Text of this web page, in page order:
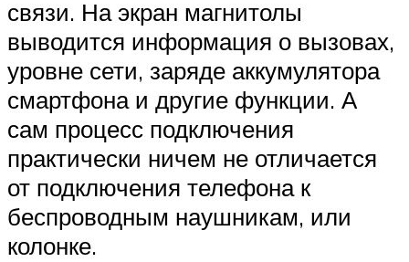
связи. На экран магнитолы
выводится информация о вызовах,
уровне сети, заряде аккумулятора
смартфона и другие функции. А
сам процесс подключения
практически ничем не отличается
от подключения телефона к
беспроводным наушникам, или
колонке.